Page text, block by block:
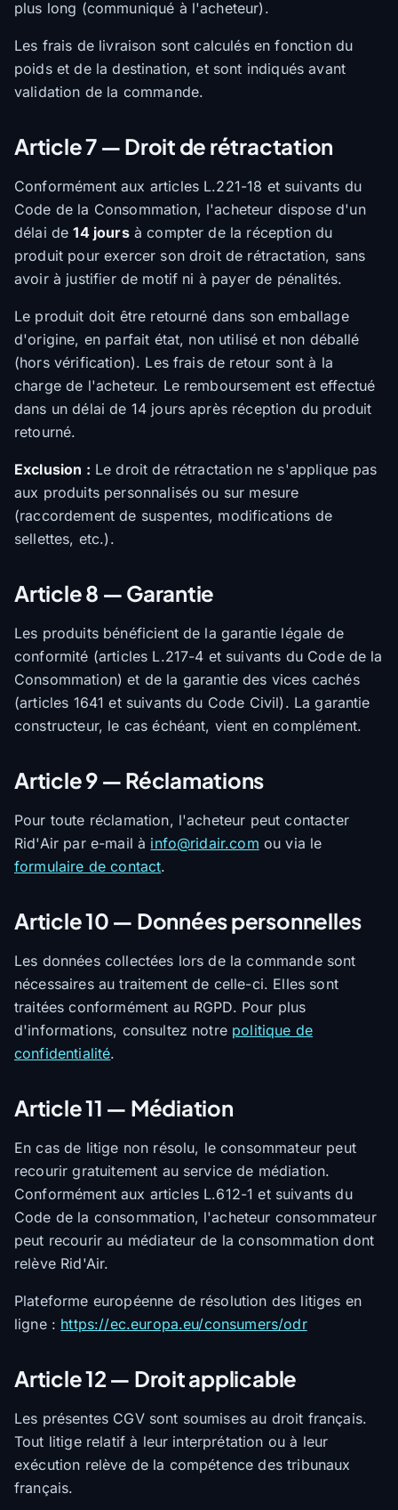
plus long (communiqué à l'acheteur).
Les frais de livraison sont calculés en fonction du
poids et de la destination, et sont indiqués avant
validation de la commande.
Article 7 — Droit de rétractation
Conformément aux articles L.221-18 et suivants du
Code de la Consommation, l'acheteur dispose d'un
délai de14 joursà compter de la réception du
produit pour exercer son droit de rétractation, sans
avoir à justifier de motif ni à payer de pénalités.
Le produit doit être retourné dans son emballage
d'origine, en parfait état, non utilisé et non déballé
(hors vérification). Les frais de retour sont à la
charge de l'acheteur. Le remboursement est effectué
dans un délai de 14 jours après réception du produit
retourné.
Exclusion : Le droit de rétractation ne s'applique pas
aux produits personnalisés ou sur mesure
(raccordement de suspentes, modifications de
sellettes, etc.).
Article 8 — Garantie
Les produits bénéficient de la garantie légale de
conformité (articles L.217-4 et suivants du Code de la
Consommation) et de la garantie des vices cachés
(articles 1641 et suivants du Code Civil). La garantie
constructeur, le cas échéant, vient en complément.
Article 9 — Réclamations
Pour toute réclamation, l'acheteur peut contacter
Rid'Air par e-mail à info@ridair.com ou via le
formulaire de contact.
Article 10 — Données personnelles
Les données collectées lors de la commande sont
nécessaires au traitement de celle-ci. Elles sont
traitées conformément au RGPD. Pour plus
d'informations, consultez notre politique de
confidentialité.
Article 11 — Médiation
En cas de litige non résolu, le consommateur peut
recourir gratuitement au service de médiation.
Conformément aux articles L.612-1 et suivants du
Code de la consommation, l'acheteur consommateur
peut recourir au médiateur de la consommation dont
relève Rid'Air.
Plateforme européenne de résolution des litiges en
ligne : https://ec.europa.eu/consumers/odr
Article 12 — Droit applicable
Les présentes CGV sont soumises au droit français.
Tout litige relatif à leur interprétation ou à leur
exécution relève de la compétence des tribunaux
français.